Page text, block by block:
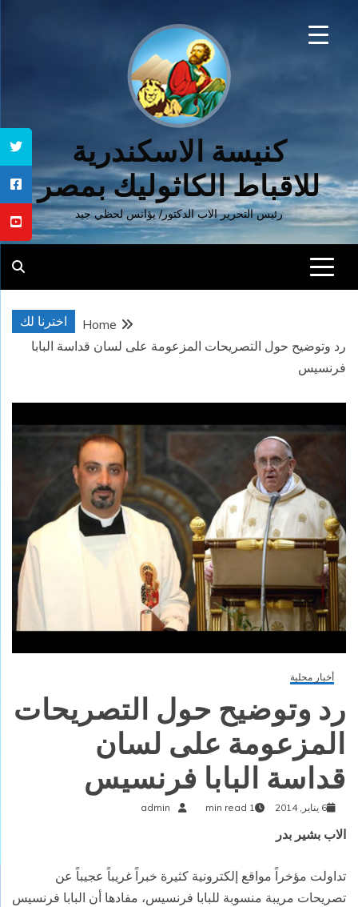
كنيسة الاسكندرية
للاقباط الكاثوليك بمصر
رئيس التحرير الاب الدكتور/ يؤانس لحظي جيد
اخترنا لك
Home
رد وتوضيح حول التصريحات المزعومة على لسان قداسة البابا
فرنسيس
أخبار محلية
رد وتوضيح حول التصريحات
المزعومة على لسان
قداسة البابا فرنسيس
6 يناير, 2014 1 min read
admin
الاب بشير بدر
تداولت مؤخراً مواقع إلكترونية كثيرة خبراً غريباً عجيباً عن
تصريحات مريبة منسوبة للبابا فرنسيس، مفادها أن البابا فرنسيس